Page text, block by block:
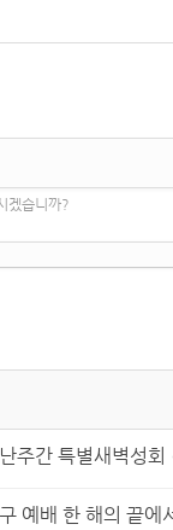
겠습니까?
간 특별새벽성회
예배 한 해의 끝에